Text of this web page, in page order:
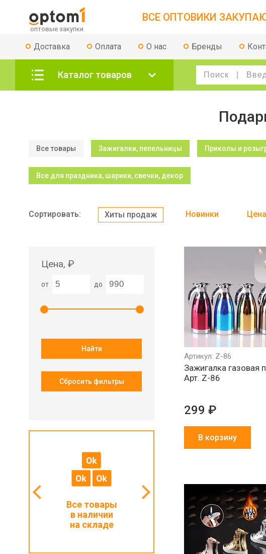
ВСЕ ОПТОВИКИ
Доставка Оплата О нас Бренды
Каталог товаров
Все товары Зажигалки, пепельницы Приколы и
Все для праздника, шарики, свечки, декор
Сортировать: Хиты продаж Новинки Цена
Цена, ₽
от до
Найти
Сбросить фильтры
Все товары
в наличии
на складе
Работаем с ИП
и физлицами
Обмен
за наш
Артикул: Z-86
Зажигалка газовая
Арт. Z-86
299 ₽
В корзину